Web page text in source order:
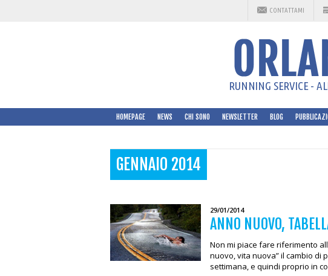
CONTATTAMI
RUNNING SERVICE -
HOMEPAGE NEWS CHI SONO NEWSLETTER BLOG
GENNAIO 2014
29/01/2014
ANNO NUOVO,
Non mi piace fare riferimento
nuovo, vita nuova” il cambio di
settimana, e quindi proprio in